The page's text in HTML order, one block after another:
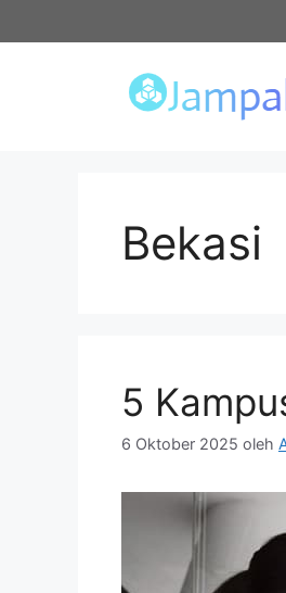
ke
Bekasi
5
6 Oktober 2025 oleh